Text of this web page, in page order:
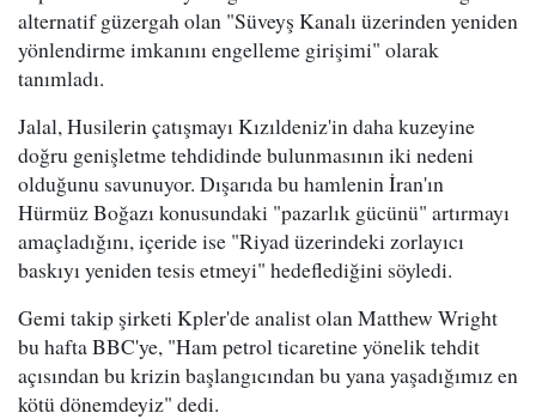
alternatif güzergah olan "Süveyş Kanalı üzerinden yeniden
yönlendirme imkanını engelleme girişimi" olarak
tanımladı.
Jalal, Husilerin çatışmayı Kızıldeniz'in daha kuzeyine
doğru genişletme tehdidinde bulunmasının iki nedeni
olduğunu savunuyor. Dışarıda bu hamlenin İran'ın
Hürmüz Boğazı konusundaki "pazarlık gücünü" artırmayı
amaçladığını, içeride ise "Riyad üzerindeki zorlayıcı
baskıyı yeniden tesis etmeyi" hedeflediğini söyledi.
Gemi takip şirketi Kpler'de analist olan Matthew Wright
bu hafta BBC'ye, "Ham petrol ticaretine yönelik tehdit
açısından bu krizin başlangıcından bu yana yaşadığımız en
kötü dönemdeyiz" dedi.